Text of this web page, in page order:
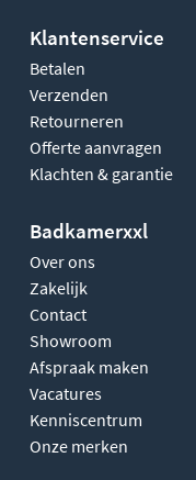
Klantenservice
Betalen
Verzenden
Retourneren
Offerte aanvragen
Klachten & garantie
Badkamerxxl
Over ons
Zakelijk
Contact
Showroom
Afspraak maken
Vacatures
Kenniscentrum
Onze merken